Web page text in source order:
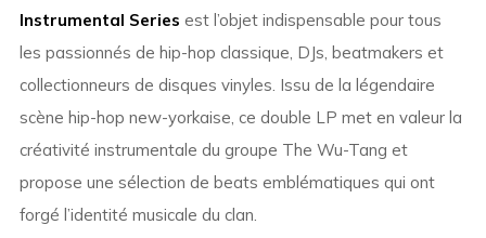
Instrumental Series est l’objet indispensable pour tous
les passionnés de hip-hop classique, DJs, beatmakers et
collectionneurs de disques vinyles. Issu de la légendaire
scène hip-hop new-yorkaise, ce double LP met en valeur la
créativité instrumentale du groupe The Wu-Tang et
propose une sélection de beats emblématiques qui ont
forgé l’identité musicale du clan.